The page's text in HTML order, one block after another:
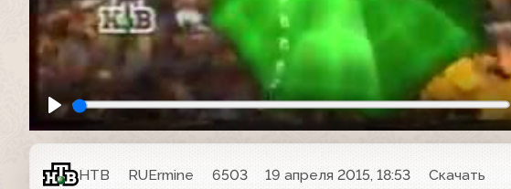
НТВ RUErmine 6503 19 апреля 2015, 18:53
Скачать